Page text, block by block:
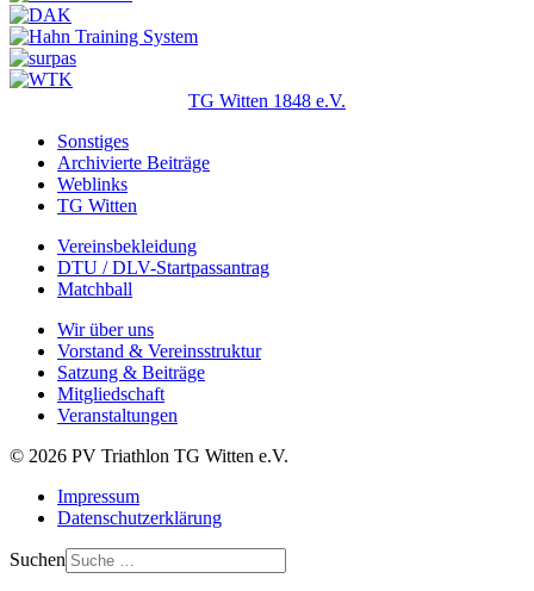
TG Witten 1848 e.V.
Sonstiges
Archivierte Beiträge
Weblinks
TG Witten
Vereinsbekleidung
DTU / DLV-Startpassantrag
Matchball
Wir über uns
Vorstand & Vereinsstruktur
Satzung & Beiträge
Mitgliedschaft
Veranstaltungen
© 2026 PV Triathlon TG Witten e.V.
Impressum
Datenschutzerklärung
Suchen